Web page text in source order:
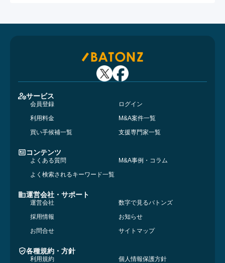
サービス
会員登録
ログイン
利用料金
M&A案件一覧
買い手候補一覧
支援専門家一覧
コンテンツ
よくある質問
M&A事例・コラム
よく検索されるキーワード一覧
運営会社・サポート
運営会社
数字で見るバトンズ
採用情報
お知らせ
お問合せ
サイトマップ
各種規約・方針
利用規約
個人情報保護方針